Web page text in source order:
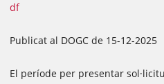
df
Publicat al DOGC de 15-12-2025
El període per presentar